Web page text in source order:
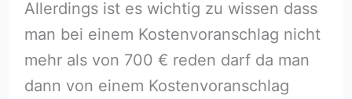
Allerdings ist es wichtig zu wissen dass
man bei einem Kostenvoranschlag nicht
mehr als von 700 € reden darf da man
dann von einem Kostenvoranschlag